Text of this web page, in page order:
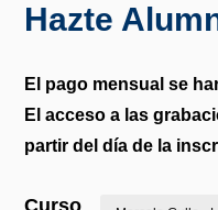
Hazte
El pago mensual se
El acceso a las
partir del día de la